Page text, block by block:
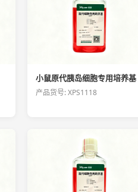
小鼠原代胰岛细胞专用培养基
产品货号: XPS1118